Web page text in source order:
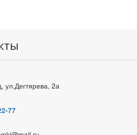
ул.Дегтярева, 2а
77